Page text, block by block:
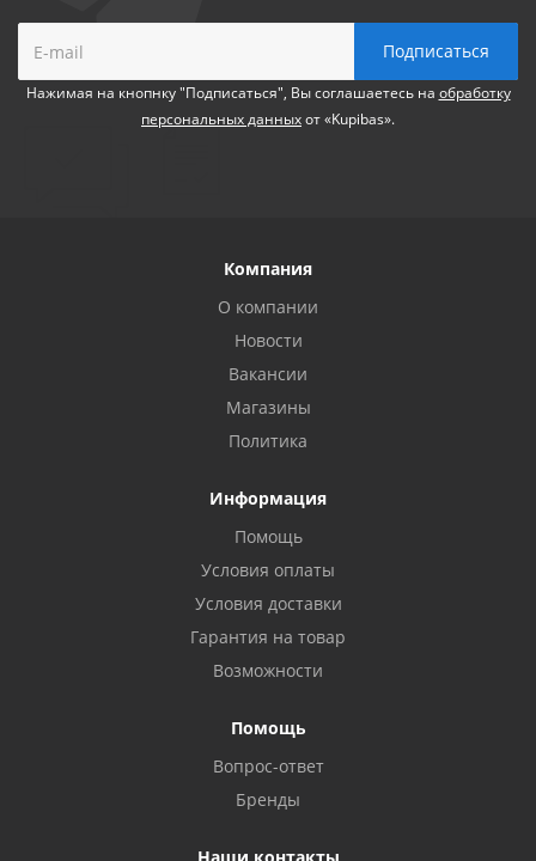
Нажимая на кнопнку "Подписаться", Вы соглашаетесь на обработку
персональных данныхот «Kupibas».
Компания
О компании
Новости
Вакансии
Магазины
Политика
Информация
Помощь
Условия оплаты
Условия доставки
Гарантия на товар
Возможности
Помощь
Вопрос-ответ
Бренды